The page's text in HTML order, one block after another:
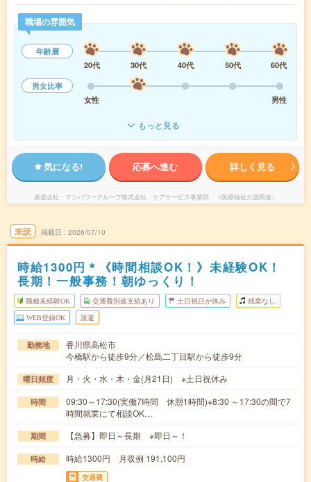
職場の雰囲気
年齢層
20代
30代 40代 50代
60代
男女比率
女性
男性
もっと見る
気になる! 応募へ進む 詳しく見る
派遣会社 マンパワーグループ株式会社 ケアサービス事業部 （医療福祉介護関連）
未読 掲載日 2026/07/10
時給1300円＊《時間相談OK！》未経験OK！
長期！一般事務！朝ゆっくり！
職種未経験OK 交通費別途支給あり 土日祝日が休み 残業なし
WEB登録OK 派遣
勤務地
香川県高松市
今橋駅から徒歩9分／松島二丁目駅から徒歩9分
曜日頻度 月・火・水・木・金(月21日) ※土日祝休み
時間
09:30～17:30(実働7時間 休憩1時間)※8:30 ～17:30の間で7
時間就業にて相談OK…
期間 【急募】即日～長期 ※即日～！
時給 時給1300円 月収例 191,100円
交通費